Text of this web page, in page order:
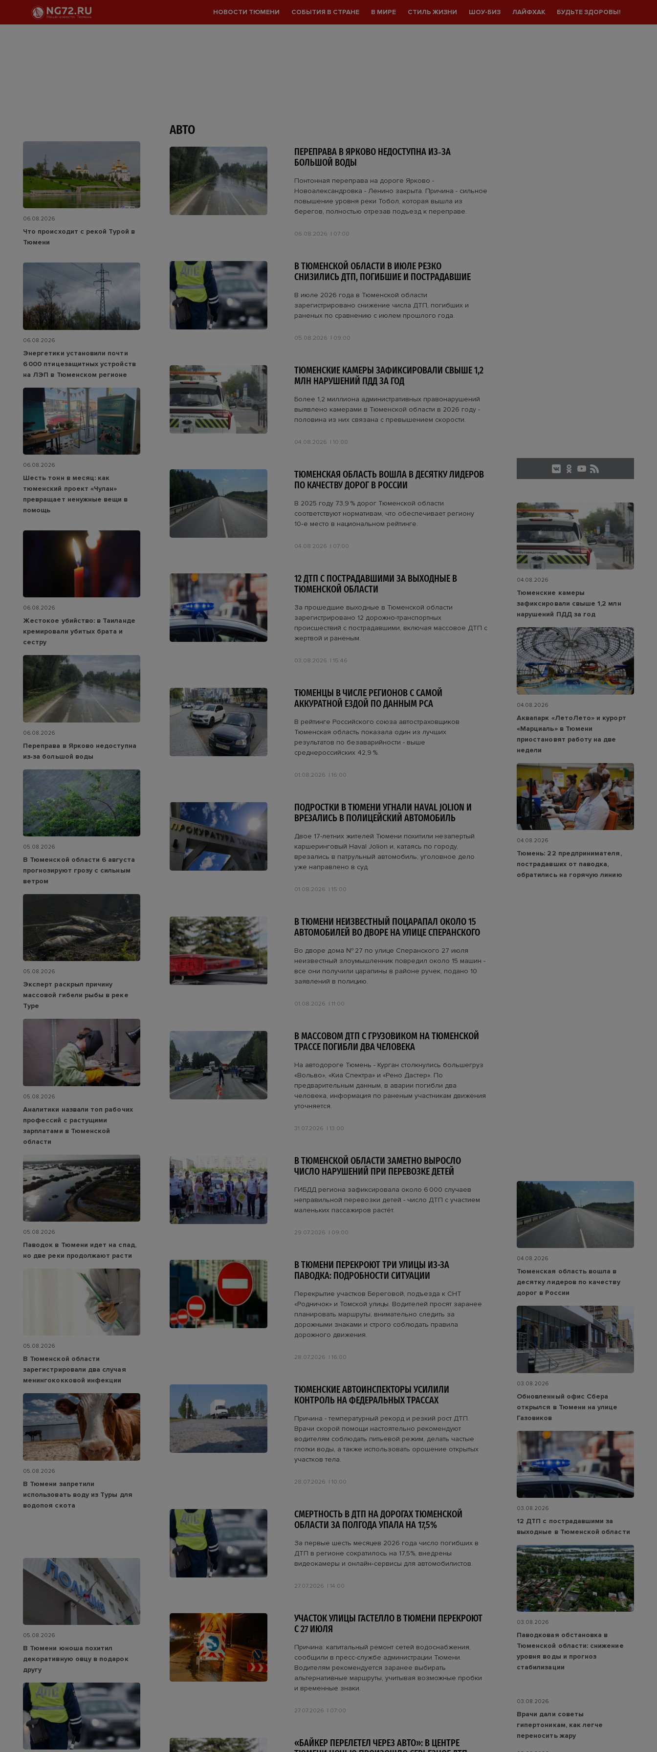
НОВОСТИ ТЮМЕНИ СОБЫТИЯ В СТРАНЕ В МИРЕ СТИЛЬ ЖИЗНИ ШОУ-БИЗ ЛАЙФХАК БУДЬТЕ ЗДОРОВЫ!
АВТО
ПЕРЕПРАВА В ЯРКОВО НЕДОСТУПНА ИЗ‑ЗА
БОЛЬШОЙ ВОДЫ
Понтонная переправа на дороге Ярково -
Новоалександровка - Ленино закрыта. Причина - сильное
повышение уровня реки Тобол, которая вышла из
берегов, полностью отрезав подъезд к переправе.
06.08.2026 07:00
В ТЮМЕНСКОЙ ОБЛАСТИ В ИЮЛЕ РЕЗКО
СНИЗИЛИСЬ ДТП, ПОГИБШИЕ И ПОСТРАДАВШИЕ
В июле 2026 года в Тюменской области
зарегистрировано снижение числа ДТП, погибших и
раненых по сравнению с июлем прошлого года.
05.08.2026 09:00
ТЮМЕНСКИЕ КАМЕРЫ ЗАФИКСИРОВАЛИ СВЫШЕ 1,2
МЛН НАРУШЕНИЙ ПДД ЗА ГОД
Более 1,2 миллиона административных правонарушений
выявлено камерами в Тюменской области в 2026 году -
половина из них связана с превышением скорости.
04.08.2026 10:00
ТЮМЕНСКАЯ ОБЛАСТЬ ВОШЛА В ДЕСЯТКУ ЛИДЕРОВ
ПО КАЧЕСТВУ ДОРОГ В РОССИИ
В 2025 году 73,9 % дорог Тюменской области
соответствуют нормативам, что обеспечивает региону
10‑е место в национальном рейтинге.
04.08.2026 07:00
12 ДТП С ПОСТРАДАВШИМИ ЗА ВЫХОДНЫЕ В
ТЮМЕНСКОЙ ОБЛАСТИ
За прошедшие выходные в Тюменской области
зарегистрировано 12 дорожно-транспортных
происшествий с пострадавшими, включая массовое ДТП с
жертвой и раненым.
03.08.2026 15:46
ТЮМЕНЦЫ В ЧИСЛЕ РЕГИОНОВ С САМОЙ
АККУРАТНОЙ ЕЗДОЙ ПО ДАННЫМ РСА
В рейтинге Российского союза автостраховщиков
Тюменская область показала один из лучших
результатов по безаварийности - выше
среднероссийских 42,9 %.
01.08.2026 16:00
ПОДРОСТКИ В ТЮМЕНИ УГНАЛИ HAVAL JOLION И
ВРЕЗАЛИСЬ В ПОЛИЦЕЙСКИЙ АВТОМОБИЛЬ
Двое 17-летних жителей Тюмени похитили незапертый
каршеринговый Haval Jolion и, катаясь по городу,
врезались в патрульный автомобиль; уголовное дело
уже направлено в суд.
01.08.2026 15:00
В ТЮМЕНИ НЕИЗВЕСТНЫЙ ПОЦАРАПАЛ ОКОЛО 15
АВТОМОБИЛЕЙ ВО ДВОРЕ НА УЛИЦЕ СПЕРАНСКОГО
Во дворе дома № 27 по улице Сперанского 27 июля
неизвестный злоумышленник повредил около 15 машин -
все они получили царапины в районе ручек, подано 10
заявлений в полицию.
01.08.2026 11:00
В МАССОВОМ ДТП С ГРУЗОВИКОМ НА ТЮМЕНСКОЙ
ТРАССЕ ПОГИБЛИ ДВА ЧЕЛОВЕКА
На автодороге Тюмень - Курган столкнулись большегруз
«Вольво», «Киа Спектра» и «Рено Дастер». По
предварительным данным, в аварии погибли два
человека, информация по раненым участникам движения
уточняется.
31.07.2026 13:00
В ТЮМЕНСКОЙ ОБЛАСТИ ЗАМЕТНО ВЫРОСЛО
ЧИСЛО НАРУШЕНИЙ ПРИ ПЕРЕВОЗКЕ ДЕТЕЙ
ГИБДД региона зафиксировала около 6 000 случаев
неправильной перевозки детей - число ДТП с участием
маленьких пассажиров растёт.
29.07.2026 09:00
В ТЮМЕНИ ПЕРЕКРОЮТ ТРИ УЛИЦЫ ИЗ-ЗА
ПАВОДКА: ПОДРОБНОСТИ СИТУАЦИИ
Перекрытие участков Береговой, подъезда к СНТ
«Родничок» и Томской улицы. Водителей просят заранее
планировать маршруты, внимательно следить за
дорожными знаками и строго соблюдать правила
дорожного движения.
28.07.2026 16:00
ТЮМЕНСКИЕ АВТОИНСПЕКТОРЫ УСИЛИЛИ
КОНТРОЛЬ НА ФЕДЕРАЛЬНЫХ ТРАССАХ
Причина - температурный рекорд и резкий рост ДТП.
Врачи скорой помощи настоятельно рекомендуют
водителям соблюдать питьевой режим, делать частые
глотки воды, а также использовать орошение открытых
участков тела.
28.07.2026 10:00
СМЕРТНОСТЬ В ДТП НА ДОРОГАХ ТЮМЕНСКОЙ
ОБЛАСТИ ЗА ПОЛГОДА УПАЛА НА 17,5%
За первые шесть месяцев 2026 года число погибших в
ДТП в регионе сократилось на 17,5%, внедрены
видеокамеры и онлайн‑сервисы для автомобилистов.
27.07.2026 14:00
УЧАСТОК УЛИЦЫ ГАСТЕЛЛО В ТЮМЕНИ ПЕРЕКРОЮТ
С 27 ИЮЛЯ
Причина: капитальный ремонт сетей водоснабжения,
сообщили в пресс-службе администрации Тюмени.
Водителям рекомендуется заранее выбирать
альтернативные маршруты, учитывая возможные пробки
и временные знаки.
27.07.2026 07:00
«БАЙКЕР ПЕРЕЛЕТЕЛ ЧЕРЕЗ АВТО»: В ЦЕНТРЕ
06.08.2026
Что происходит с рекой Турой в
Тюмени
06.08.2026
Энергетики установили почти
6 000 птицезащитных устройств
на ЛЭП в Тюменском регионе
06.08.2026
Шесть тонн в месяц: как
тюменский проект «Чулан»
превращает ненужные вещи в
помощь
06.08.2026
Жестокое убийство: в Таиланде
кремировали убитых брата и
сестру
06.08.2026
Переправа в Ярково недоступна
из‑за большой воды
05.08.2026
В Тюменской области 6 августа
прогнозируют грозу с сильным
ветром
05.08.2026
Эксперт раскрыл причину
массовой гибели рыбы в реке
Туре
05.08.2026
Аналитики назвали топ рабочих
профессий с растущими
зарплатами в Тюменской
области
05.08.2026
Паводок в Тюмени идет на спад,
но две реки продолжают расти
05.08.2026
В Тюменской области
зарегистрировали два случая
менингококковой инфекции
05.08.2026
В Тюмени запретили
использовать воду из Туры для
водопоя скота
05.08.2026
В Тюмени юноша похитил
декоративную овцу в подарок
другу
04.08.2026
Тюменские камеры
зафиксировали свыше 1,2 млн
нарушений ПДД за год
04.08.2026
Аквапарк «ЛетоЛето» и курорт
«Марциаль» в Тюмени
приостановят работу на две
недели
04.08.2026
Тюмень: 22 предпринимателя,
пострадавших от паводка,
обратились на горячую линию
04.08.2026
Тюменская область вошла в
десятку лидеров по качеству
дорог в России
03.08.2026
Обновленный офис Сбера
открылся в Тюмени на улице
Газовиков
03.08.2026
12 ДТП с пострадавшими за
выходные в Тюменской области
03.08.2026
Паводковая обстановка в
Тюменской области: снижение
уровня воды и прогноз
стабилизации
03.08.2026
Врачи дали советы
гипертоникам, как легче
переносить жару